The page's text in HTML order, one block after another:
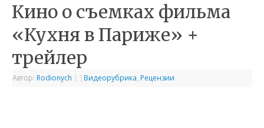
Кино о съемках фильма
«Кухня в Париже» +
трейлер
Автор: Rodionych | | Видеорубрика, Рецензии